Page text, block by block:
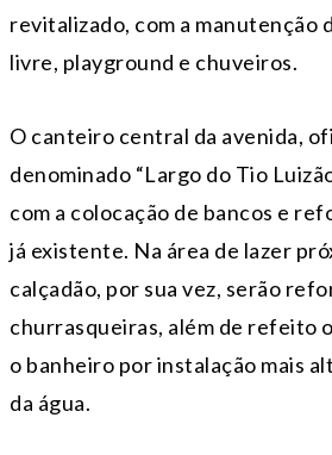
revitalizado, com a manutenção
livre, playground e chuveiros.
O canteiro central da avenida,
denominado “Largo do Tio
com a colocação de bancos e
já existente. Na área de lazer
calçadão, por sua vez, serão
churrasqueiras, além de refeito
o banheiro por instalação mais
da água.